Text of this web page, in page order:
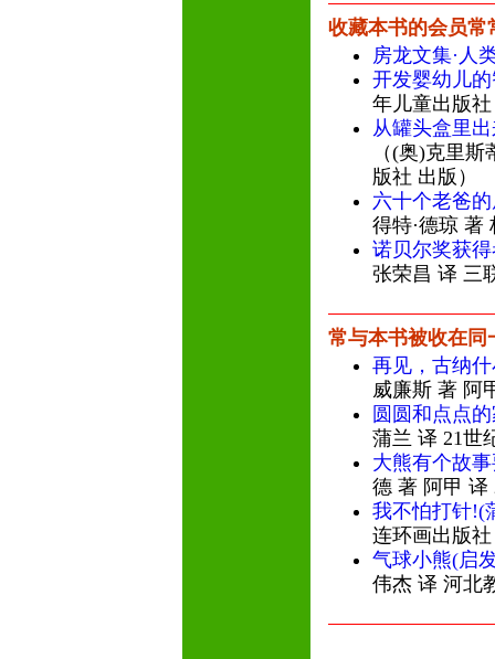
收藏本书的会员常
房龙文集·人
开发婴幼儿
年儿童出版
从罐头盒里
（(奥)克里
版社 出版）
六十个老爸
得特·德琼 著
诺贝尔奖获
张荣昌 译 三
常与本书被收在同
再见，古纳
威廉斯 著 阿
圆圆和点点
蒲兰 译 21世
大熊有个故
德 著 阿甲 译
我不怕打针!(
连环画出版
气球小熊(启
伟杰 译 河北